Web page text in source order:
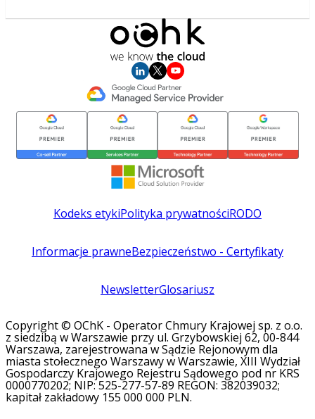
Kodeks etykiPolityka prywatnościRODO
Informacje prawneBezpieczeństwo - Certyfikaty
NewsletterGlosariusz
Copyright © OChK - Operator Chmury Krajowej sp. z o.o.
z siedzibą w Warszawie przy ul. Grzybowskiej 62, 00-844
Warszawa, zarejestrowana w Sądzie Rejonowym dla
miasta stołecznego Warszawy w Warszawie, XIII Wydział
Gospodarczy Krajowego Rejestru Sądowego pod nr KRS
0000770202; NIP: 525-277-57-89 REGON: 382039032;
kapitał zakładowy 155 000 000 PLN.